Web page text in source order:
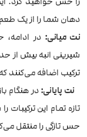
دهان شما را از یک
نت میانی: در
شیرینی انبه بیش از
ترکیب اضافه
نت پایانی:در هنگام
تازه تمام این
حس تازگی را منتقل